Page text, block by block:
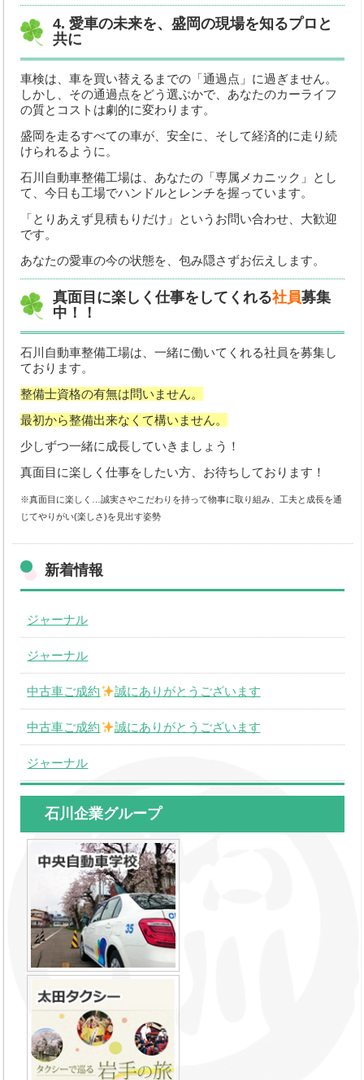
4. 愛車の未来を、盛岡の現場を知るプロと
共に
車検は、車を買い替えるまでの「通過点」に過ぎません。
しかし、その通過点をどう選ぶかで、あなたのカーライフ
の質とコストは劇的に変わります。
盛岡を走るすべての車が、安全に、そして経済的に走り続
けられるように。
石川自動車整備工場は、あなたの「専属メカニック」とし
て、今日も工場でハンドルとレンチを握っています。
「とりあえず見積もりだけ」というお問い合わせ、大歓迎
です。
あなたの愛車の今の状態を、包み隠さずお伝えします。
真面目に楽しく仕事をしてくれる社員募集
中！！
石川自動車整備工場は、一緒に働いてくれる社員を募集し
ております。
整備士資格の有無は問いません。
最初から整備出来なくて構いません。
少しずつ一緒に成長していきましょう！
真面目に楽しく仕事をしたい方、お待ちしております！
※真面目に楽しく…誠実さやこだわりを持って物事に取り組み、工夫と成長を通
じてやりがい(楽しさ)を見出す姿勢
新着情報
ジャーナル
ジャーナル
中古車ご成約 誠にありがとうございます
中古車ご成約 誠にありがとうございます
ジャーナル
石川企業グループ